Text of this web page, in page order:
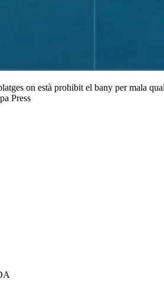
on està prohibit el bany per mala
Press